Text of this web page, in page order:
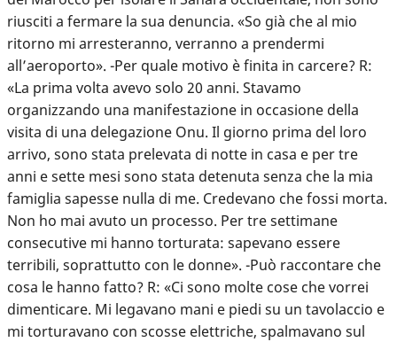
riusciti a fermare la sua denuncia. «So già che al mio
ritorno mi arresteranno, verranno a prendermi
all’aeroporto». -Per quale motivo è finita in carcere? R:
«La prima volta avevo solo 20 anni. Stavamo
organizzando una manifestazione in occasione della
visita di una delegazione Onu. Il giorno prima del loro
arrivo, sono stata prelevata di notte in casa e per tre
anni e sette mesi sono stata detenuta senza che la mia
famiglia sapesse nulla di me. Credevano che fossi morta.
Non ho mai avuto un processo. Per tre settimane
consecutive mi hanno torturata: sapevano essere
terribili, soprattutto con le donne». -Può raccontare che
cosa le hanno fatto? R: «Ci sono molte cose che vorrei
dimenticare. Mi legavano mani e piedi su un tavolaccio e
mi torturavano con scosse elettriche, spalmavano sul